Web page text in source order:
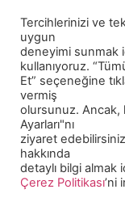
KİŞİSEL VERİLERİN
Tercihlerinizi ve
uygun
deneyimi sunmak
kullanıyoruz.
Et” seçeneğine
vermiş
olursunuz. Ancak,
Ayarları"nı
ziyaret
hakkında
detaylı bilgi almak
Çerez Politikası’ni